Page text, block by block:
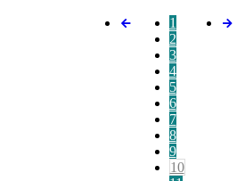
1
2
3
4
5
6
7
8
9
10